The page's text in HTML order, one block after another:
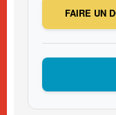
FAIRE UN